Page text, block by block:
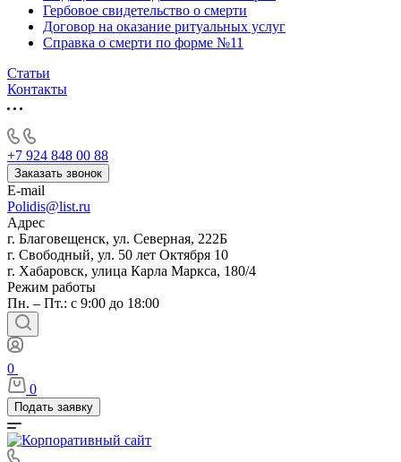
Гербовое свидетельство о смерти
Договор на оказание ритуальных услуг
Справка о смерти по форме №11
Статьи
Контакты
+7 924 848 00 88
Заказать звонок
E-mail
Polidis@list.ru
Адрес
г. Благовещенск, ул. Северная, 222Б
г. Свободный, ул. 50 лет Октября 10
г. Хабаровск, улица Карла Маркса, 180/4
Режим работы
Пн. – Пт.: с 9:00 до 18:00
0
0
Подать заявку